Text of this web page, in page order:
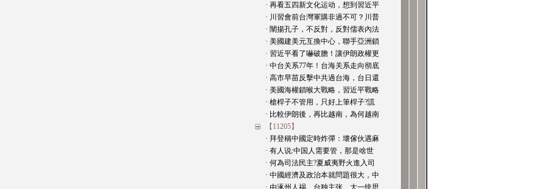
· 再看五四新文化运动，想到習近平
· 川習會前台灣軍購非過不可？川普
· 闡揚孔子，不反對，反對儒表內法
· 美國建美元互換中心，聯手亞洲鎖
· 習近平看了嚇破膽！讓伊朗政權更
· 中台关系77年！台海关系走向彻底
· 高市早苗反擊中共過台海，台日還
· 美國海權鎖喉大戰略，習近平戰略
· 槍桿子不管用，只好上筆桿子?謊
· 比較伊朗後，再比越南，為何越南
【11205】
· 拜登稱中國定時炸彈：壞傢伙遇麻
· 有人说:中国人需要管，那是啥世
· 何為司法民主?夏威夷野火進入司
· 中國經濟及政治本就問題很大，中
· 由涿州人祸、台独主张、大一统思